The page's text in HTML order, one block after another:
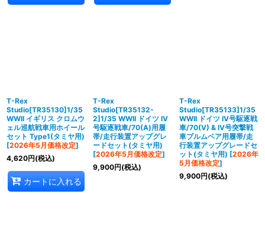
T-Rex
Studio[TR35130]1/35
WWII イギリス クロムウ
ェル巡航戦車用ホイール
セット Type1(タミヤ用)
[2026年5月価格改定]
4,620円(税込)
カートに入れる
T-Rex
Studio[TR35132-
2]1/35 WWII ドイツ IV
号駆逐戦車/70(A)用履
帯/走行装置アップグレ
ードセット(タミヤ用)
[2026年5月価格改定]
9,900円(税込)
T-Rex
Studio[TR35133]1/35
WWII ドイツ IV号駆逐戦
車/70(V) & IV号突撃戦
車ブルムベア用履帯/走
行装置アップグレードセ
ット(タミヤ用) [2026年
5月価格改定]
9,900円(税込)